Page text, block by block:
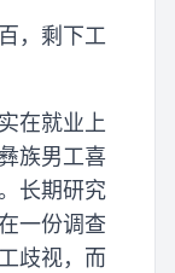
，剩下工
在就业上
族男工喜
长期研究
一份调查
歧视，而